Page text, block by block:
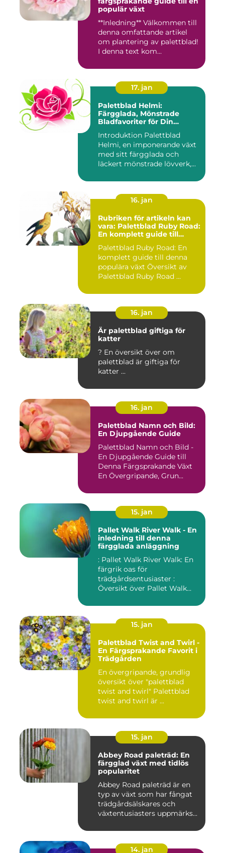
populär växt
**Inledning** Välkommen till
denna omfattande artikel
om plantering av palettblad!
I denna text kom...
17. jan
Palettblad Helmi:
Färgglada, Mönstrade
Bladfavoriter för Din
Introduktion Palettblad
Helmi, en imponerande växt
med sitt färgglada och
läckert mönstrade lövverk,...
16. jan
Rubriken för artikeln kan
vara: Palettblad Ruby Road:
En komplett guide till
Palettblad Ruby Road: En
komplett guide till denna
populära växt Översikt av
Palettblad Ruby Road ...
16. jan
Är palettblad giftiga för
katter
? En översikt över om
palettblad är giftiga för
katter ...
16. jan
Palettblad Namn och Bild:
En Djupgående Guide
Palettblad Namn och Bild -
En Djupgående Guide till
Denna Färgsprakande Växt
En Övergripande, Grun...
15. jan
Pallet Walk River Walk - En
inledning till denna
färgglada anläggning
: Pallet Walk River Walk: En
färgrik oas för
trädgårdsentusiaster :
Översikt över Pallet Walk
15. jan
Palettblad Twist and Twirl -
En Färgsprakande Favorit i
Trädgården
En övergripande, grundlig
översikt över "palettblad
twist and twirl" Palettblad
twist and twirl är ...
15. jan
Abbey Road paleträd: En
färgglad växt med tidlös
popularitet
Abbey Road paleträd är en
typ av växt som har fångat
trädgårdsälskares och
växtentusiasters uppmärks...
14. jan